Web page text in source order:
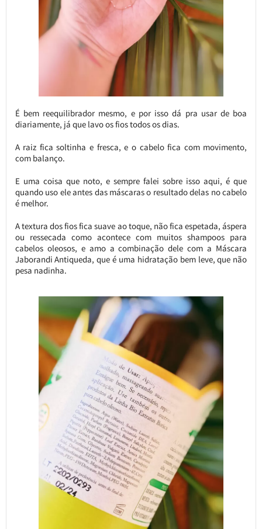
É bem reequilibrador mesmo, e por isso dá pra usar de boa
diariamente, já que lavo os fios todos os dias.
A raiz fica soltinha e fresca, e o cabelo fica com movimento,
com balanço.
E uma coisa que noto, e sempre falei sobre isso aqui, é que
quando uso ele antes das máscaras o resultado delas no cabelo
é melhor.
A textura dos fios fica suave ao toque, não fica espetada, áspera
ou ressecada como acontece com muitos shampoos para
cabelos oleosos, e amo a combinação dele com a Máscara
Jaborandi Antiqueda, que é uma hidratação bem leve, que não
pesa nadinha.